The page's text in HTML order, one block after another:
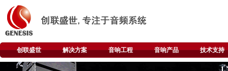
创联盛世 解决方案 音响工程 音响产品 技术支持